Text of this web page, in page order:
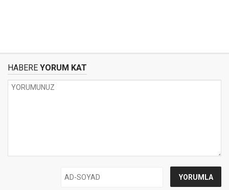
HABERE YORUM KAT